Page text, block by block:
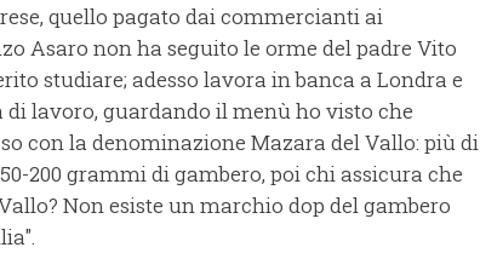
quello pagato dai commercianti ai
Asaro non ha seguito le orme del padre Vito
studiare; adesso lavora in banca a Londra e
lavoro, guardando il menù ho visto che
con la denominazione Mazara del Vallo: più di
200 grammi di gambero, poi chi assicura che
Non esiste un marchio dop del gambero